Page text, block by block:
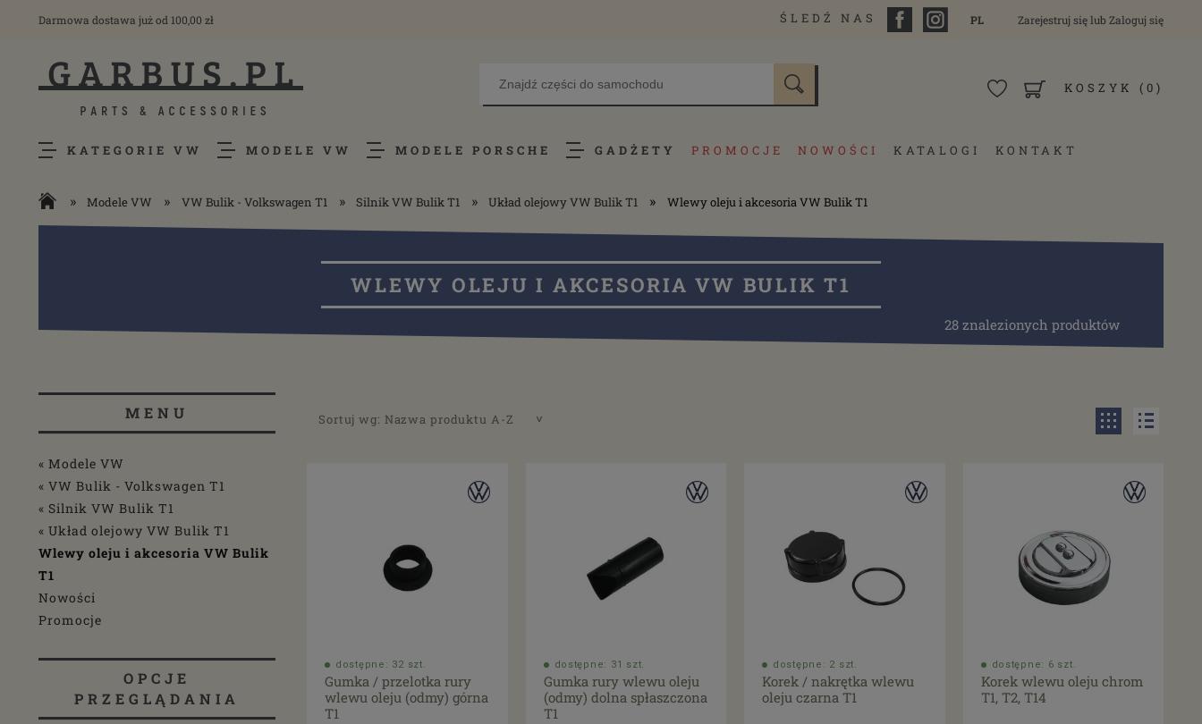
Darmowa dostawa już od 100,00 zł ŚLEDŹ NAS PL Zarejestruj sięlub Zaloguj się
KOSZYK (0)
KATEGORIE VW MODELE VW MODELE PORSCHE GADŻETY PROMOCJE NOWOŚCI KATALOGI KONTAKT
» Modele VW » VW Bulik - Volkswagen T1 » Silnik VW Bulik T1 » Układ olejowy VW Bulik T1 » Wlewy oleju i akcesoria VW Bulik T1
WLEWY OLEJU I AKCESORIA VW BULIK T1
28 znalezionych produktów
MENU
« Modele VW
« VW Bulik - Volkswagen T1
« Silnik VW Bulik T1
« Układ olejowy VW Bulik T1
Wlewy oleju i akcesoria VW Bulik
T1
Nowości
Promocje
OPCJE
PRZEGLĄDANIA
Sortuj wg: Nazwa produktu A-Z
dostępne: 32 szt.
Gumka / przelotka rury
wlewu oleju (odmy) górna
T1
dostępne: 31 szt.
Gumka rury wlewu oleju
(odmy) dolna spłaszczona
T1
dostępne: 2 szt.
Korek / nakrętka wlewu
oleju czarna T1
dostępne: 6 szt.
Korek wlewu oleju chrom
T1, T2, T14